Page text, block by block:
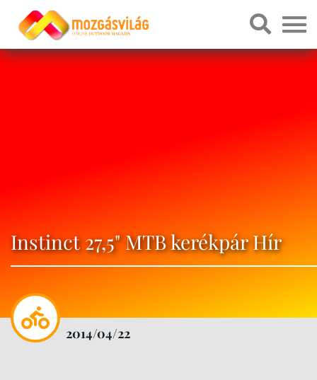
Instinct 27,5" MTB kerékpár Hír
2014/04/22